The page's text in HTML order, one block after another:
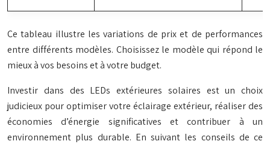
Ce tableau illustre les variations de prix et de performances
entre différents modèles. Choisissez le modèle qui répond le
mieux à vos besoins et à votre budget.
Investir dans des LEDs extérieures solaires est un choix
judicieux pour optimiser votre éclairage extérieur, réaliser des
économies d’énergie significatives et contribuer à un
environnement plus durable. En suivant les conseils de ce